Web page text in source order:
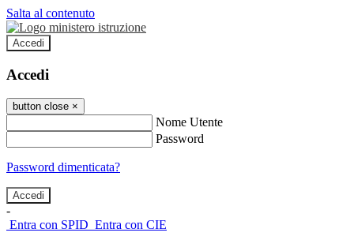
Salta al contenuto
Accedi
Accedi
button close ×
Nome Utente
Password
Password dimenticata?
-
Entra con SPID Entra con CIE